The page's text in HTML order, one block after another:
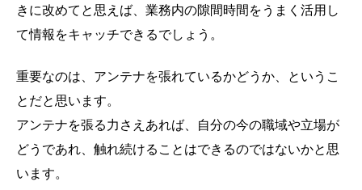
きに改めてと思えば、業務内の隙間時間をうまく活用し
て情報をキャッチできるでしょう。
重要なのは、アンテナを張れているかどうか、というこ
とだと思います。
アンテナを張る力さえあれば、自分の今の職域や立場が
どうであれ、触れ続けることはできるのではないかと思
います。